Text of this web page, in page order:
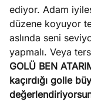
ediyor. Adam
düzene koyuyor
aslında seni
yapmalı. Veya
GOLÜ BEN
kaçırdığı golle